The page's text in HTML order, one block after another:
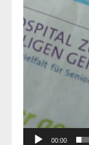
00:00